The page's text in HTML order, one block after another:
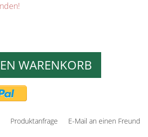
WARENKORB
Produktanfrage E-Mail an einen Freund